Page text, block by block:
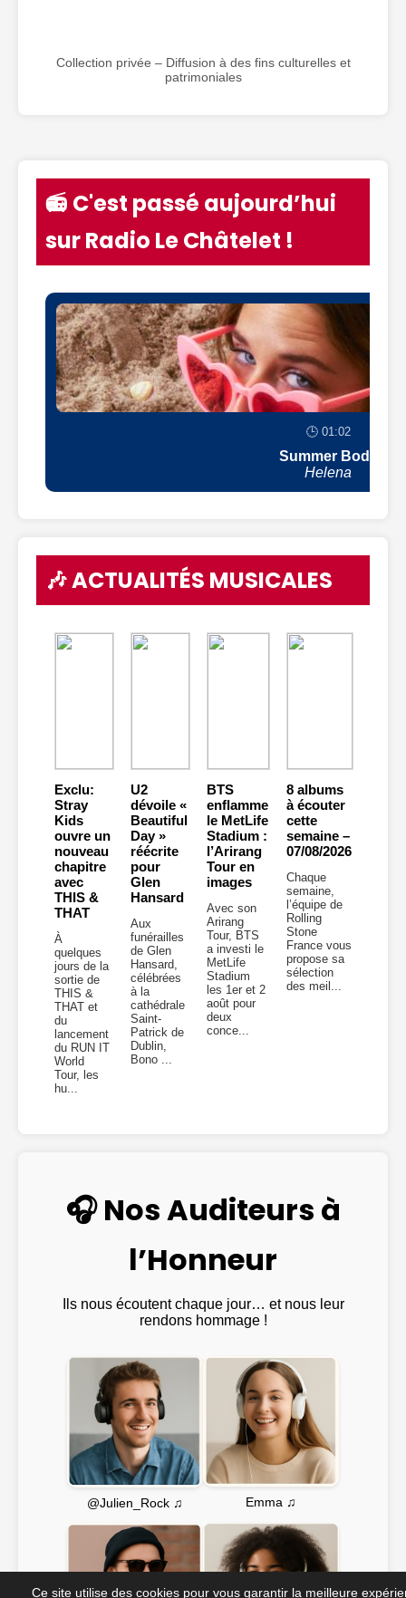
Collection privée – Diffusion à des fins culturelles et
patrimoniales
📻 C'est passé aujourd’hui
sur Radio Le Châtelet !
🕒 01:02
Summer Body
Helena
🎶 ACTUALITÉS MUSICALES
Exclu:
Stray
Kids
ouvre un
nouveau
chapitre
avec
THIS &
THAT
À
quelques
jours de la
sortie de
THIS &
THAT et
du
lancement
du RUN IT
World
Tour, les
hu...
U2
dévoile «
Beautiful
Day »
réécrite
pour
Glen
Hansard
Aux
funérailles
de Glen
Hansard,
célébrées
à la
cathédrale
Saint-
Patrick de
Dublin,
Bono ...
BTS
enflamme
le MetLife
Stadium :
l’Arirang
Tour en
images
Avec son
Arirang
Tour, BTS
a investi le
MetLife
Stadium
les 1er et 2
août pour
deux
conce...
8 albums
à écouter
cette
semaine –
07/08/2026
Chaque
semaine,
l’équipe de
Rolling
Stone
France vous
propose sa
sélection
des meil...
🎧 Nos Auditeurs à
l’Honneur
Ils nous écoutent chaque jour… et nous leur
rendons hommage !
@Julien_Rock ♫ Emma ♫
Ce site utilise des cookies pour vous garantir la meilleure